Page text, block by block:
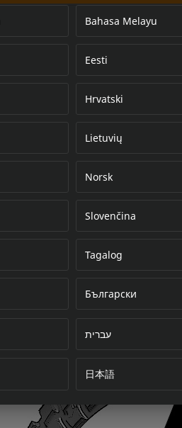
Bahasa Melayu
Eesti
Hrvatski
Lietuvių
Norsk
Slovenčina
Tagalog
Български
עברית
日本語